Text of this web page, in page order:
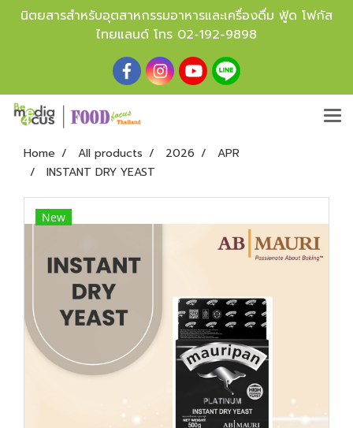
นิตยสารสำหรับอุตสาหกรรมอาหารและเครื่องดื่ม ฟู้ด โฟกัส
ไทยแลนด์ โทร 02-192-9898
Home All products 2026
APR
INSTANT DRY YEAST
New